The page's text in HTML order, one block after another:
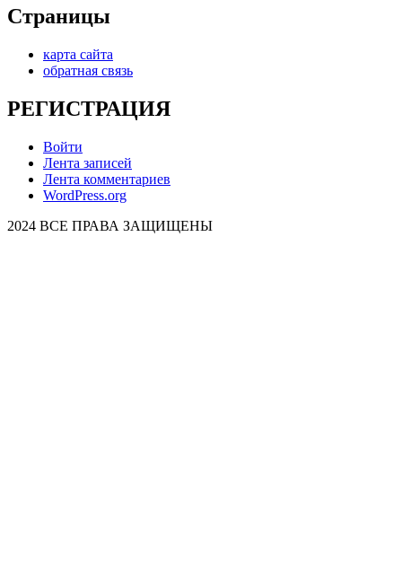
Страницы
карта сайта
обратная связь
РЕГИСТРАЦИЯ
Войти
Лента записей
Лента комментариев
WordPress.org
2024 ВСЕ ПРАВА ЗАЩИЩЕНЫ